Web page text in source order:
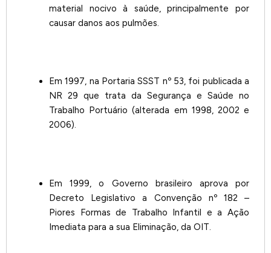
material nocivo à saúde, principalmente por
causar danos aos pulmões.
Em 1997, na Portaria SSST nº 53, foi publicada a
NR 29 que trata da Segurança e Saúde no
Trabalho Portuário (alterada em 1998, 2002 e
2006).
Em 1999, o Governo brasileiro aprova por
Decreto Legislativo a Convenção nº 182 –
Piores Formas de Trabalho Infantil e a Ação
Imediata para a sua Eliminação, da OIT.